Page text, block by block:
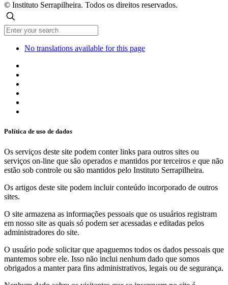
© Instituto Serrapilheira. Todos os direitos reservados.
No translations available for this page
Política de uso de dados
Os serviços deste site podem conter links para outros sites ou
serviços on-line que são operados e mantidos por terceiros e que não
estão sob controle ou são mantidos pelo Instituto Serrapilheira.
Os artigos deste site podem incluir conteúdo incorporado de outros
sites.
O site armazena as informações pessoais que os usuários registram
em nosso site as quais só podem ser acessadas e editadas pelos
administradores do site.
O usuário pode solicitar que apaguemos todos os dados pessoais que
mantemos sobre ele. Isso não inclui nenhum dado que somos
obrigados a manter para fins administrativos, legais ou de segurança.